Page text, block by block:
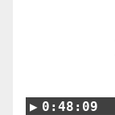
0:48:09